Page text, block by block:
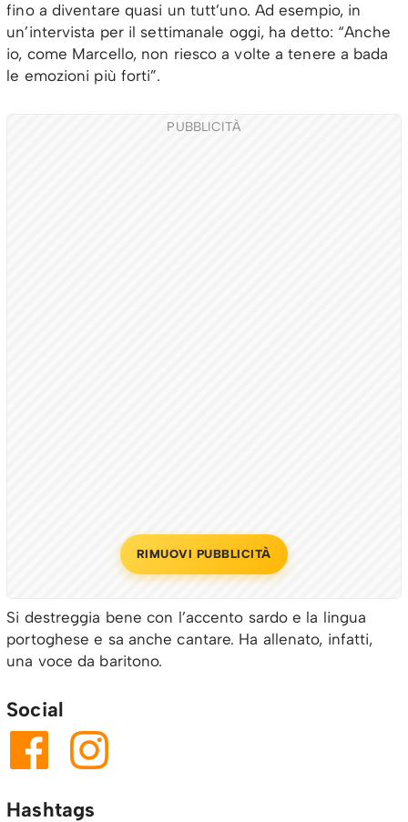
fino a diventare quasi un tutt’uno. Ad esempio, in
un’intervista per il settimanale oggi, ha detto: “Anche
io, come Marcello, non riesco a volte a tenere a bada
le emozioni più forti”.
PUBBLICITÀ
RIMUOVI PUBBLICITÀ
Si destreggia bene con l’accento sardo e la lingua
portoghese e sa anche cantare. Ha allenato, infatti,
una voce da baritono.
Social
Hashtags